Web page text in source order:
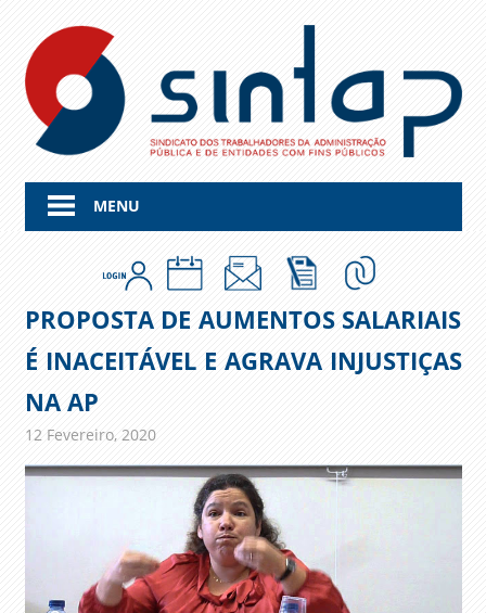
content
MENU
PROPOSTA DE AUMENTOS SALARIAIS
É INACEITÁVEL E AGRAVA INJUSTIÇAS
NA AP
12 Fevereiro, 2020admin
Comunicados